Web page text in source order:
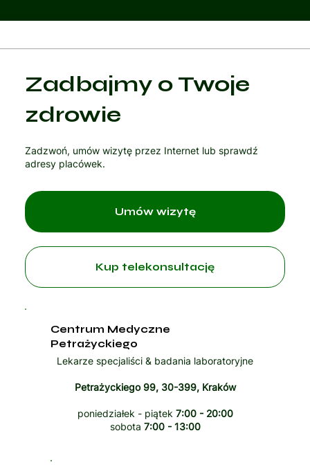
Zadbajmy o Twoje
zdrowie
Zadzwoń, umów wizytę przez Internet lub sprawdź
adresy placówek.
Kup telekonsultację
Centrum Medyczne
Petrażyckiego
Lekarze specjaliści & badania laboratoryjne
Petrażyckiego 99, 30-399, Kraków
poniedziałek - piątek 7:00 - 20:00
sobota 7:00 - 13:00
Umów wizytę